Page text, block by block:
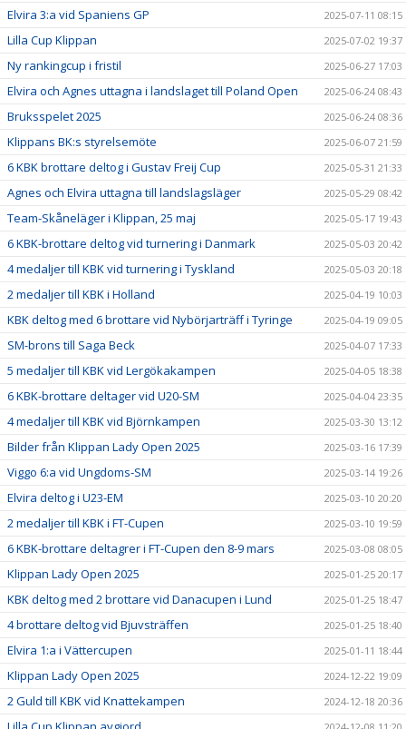
Elvira 3:a vid Spaniens GP 2025-07-11 08:15
Lilla Cup Klippan 2025-07-02 19:37
Ny rankingcup i fristil 2025-06-27 17:03
Elvira och Agnes uttagna i landslaget till Poland Open 2025-06-24 08:43
Bruksspelet 2025 2025-06-24 08:36
Klippans BK:s styrelsemöte 2025-06-07 21:59
6 KBK brottare deltog i Gustav Freij Cup 2025-05-31 21:33
Agnes och Elvira uttagna till landslagsläger 2025-05-29 08:42
Team-Skåneläger i Klippan, 25 maj 2025-05-17 19:43
6 KBK-brottare deltog vid turnering i Danmark 2025-05-03 20:42
4 medaljer till KBK vid turnering i Tyskland 2025-05-03 20:18
2 medaljer till KBK i Holland 2025-04-19 10:03
KBK deltog med 6 brottare vid Nybörjarträff i Tyringe 2025-04-19 09:05
SM-brons till Saga Beck 2025-04-07 17:33
5 medaljer till KBK vid Lergökakampen 2025-04-05 18:38
6 KBK-brottare deltager vid U20-SM 2025-04-04 23:35
4 medaljer till KBK vid Björnkampen 2025-03-30 13:12
Bilder från Klippan Lady Open 2025 2025-03-16 17:39
Viggo 6:a vid Ungdoms-SM 2025-03-14 19:26
Elvira deltog i U23-EM 2025-03-10 20:20
2 medaljer till KBK i FT-Cupen 2025-03-10 19:59
6 KBK-brottare deltagrer i FT-Cupen den 8-9 mars 2025-03-08 08:05
Klippan Lady Open 2025 2025-01-25 20:17
KBK deltog med 2 brottare vid Danacupen i Lund 2025-01-25 18:47
4 brottare deltog vid Bjuvsträffen 2025-01-25 18:40
Elvira 1:a i Vättercupen 2025-01-11 18:44
Klippan Lady Open 2025 2024-12-22 19:09
2 Guld till KBK vid Knattekampen 2024-12-18 20:36